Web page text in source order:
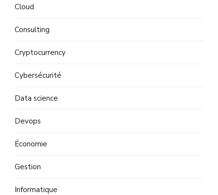
Cloud
Consulting
Cryptocurrency
Cybersécurité
Data science
Devops
Économie
Gestion
Informatique